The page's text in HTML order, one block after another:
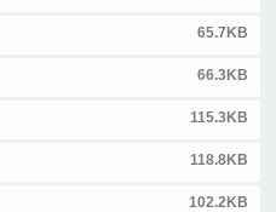
65.7KB
66.3KB
115.3KB
118.8KB
102.2KB